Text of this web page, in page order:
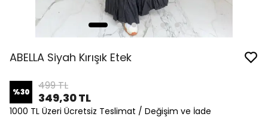
ABELLA Siyah Kırışık Etek
%30 499 TL
349,30 TL
1000 TL Üzeri Ücretsiz Teslimat / Değişim ve İade